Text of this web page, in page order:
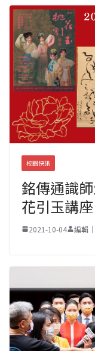
校園快訊
銘傳通識
花引玉講座
2021-10-04 編輯